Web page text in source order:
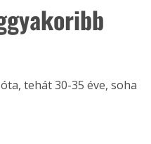
tehát 30-35 éve, soha